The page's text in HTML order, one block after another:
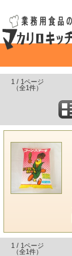
1 / 1ページ
（全1件）
1 / 1ページ
（全1件）